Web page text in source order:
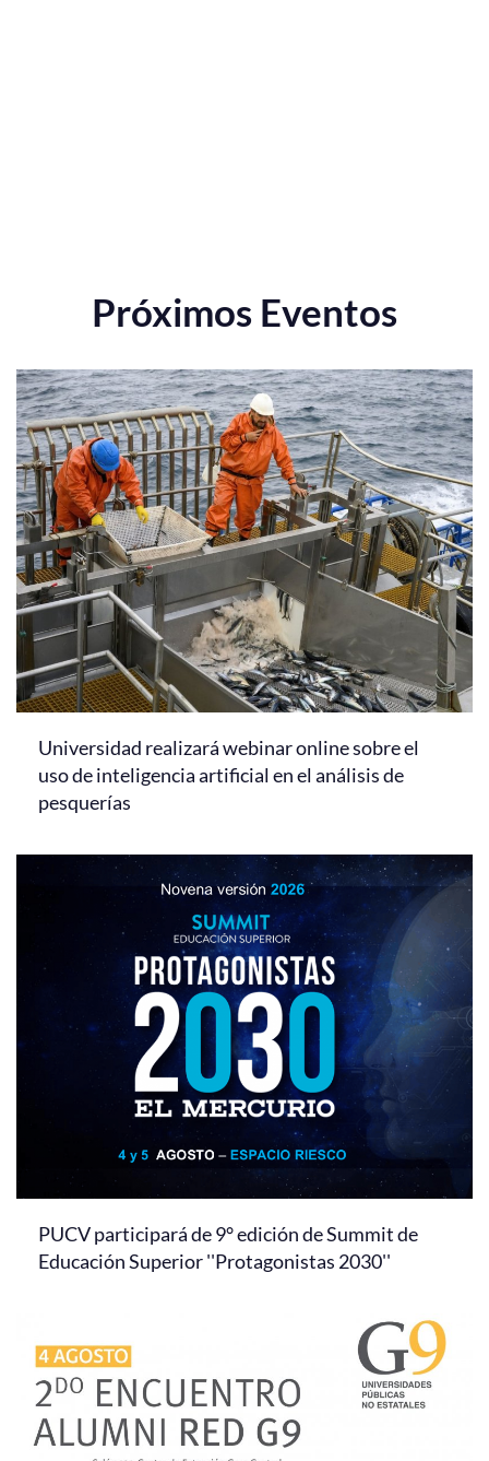
Próximos Eventos
Universidad realizará webinar online sobre el
uso de inteligencia artificial en el análisis de
pesquerías
PUCV participará de 9° edición de Summit de
Educación Superior ''Protagonistas 2030''